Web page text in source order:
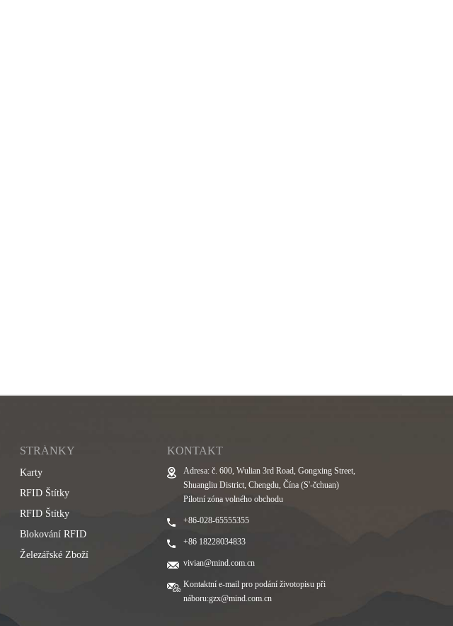
STRÁNKY
Karty
RFID Štítky
RFID Štítky
Blokování RFID
Železářské Zboží
KONTAKT
Adresa: č. 600, Wulian 3rd Road, Gongxing Street,
Shuangliu District, Chengdu, Čína (S'-čchuan)
Pilotní zóna volného obchodu
+86-028-65555355
+86 18228034833
vivian@mind.com.cn
Kontaktní e-mail pro podání životopisu při
náboru:gzx@mind.com.cn